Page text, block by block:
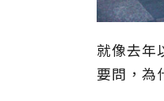
就像去年
要問，為